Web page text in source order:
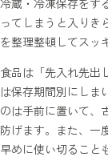
ってしまうと入りき
を整理整頓してスッ
食品は「先入れ先出
は保存期間別にしま
のは手前に置いて、
防げます。また、一
早めに使い切ること